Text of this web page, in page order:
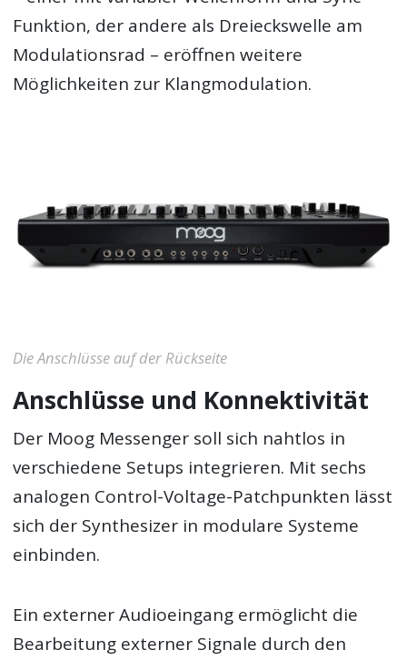
Funktion, der andere als Dreieckswelle am
Modulationsrad – eröffnen weitere
Möglichkeiten zur Klangmodulation.
Die Anschlüsse auf der Rückseite
Anschlüsse und Konnektivität
Der Moog Messenger soll sich nahtlos in
verschiedene Setups integrieren. Mit sechs
analogen Control-Voltage-Patchpunkten lässt
sich der Synthesizer in modulare Systeme
einbinden.
Ein externer Audioeingang ermöglicht die
Bearbeitung externer Signale durch den